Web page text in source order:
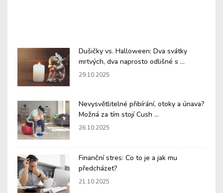
Dušičky vs. Halloween: Dva svátky
mrtvých, dva naprosto odlišné s ...
29.10.2025
Nevysvětlitelné přibírání, otoky a únava?
Možná za tím stojí Cush ...
26.10.2025
Finanční stres: Co to je a jak mu
předcházet?
21.10.2025